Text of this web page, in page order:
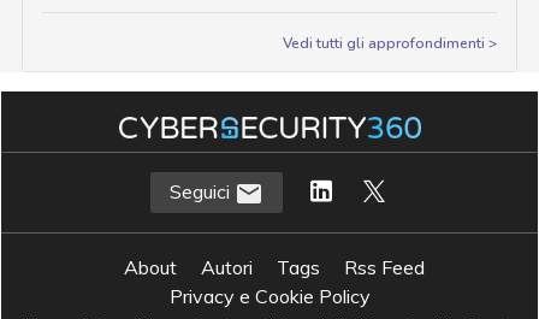
Vedi tutti gli approfondimenti >
Seguici
About Autori Tags
Rss Feed
Privacy e Cookie Policy